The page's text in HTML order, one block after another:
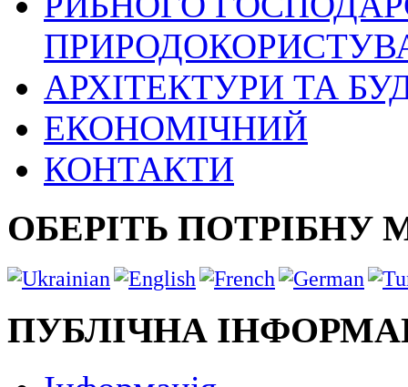
АРХІТЕКТУРИ ТА
ЕКОНОМІЧНИЙ
КОНТАКТИ
ОБЕРІТЬ ПОТРІБНУ
ПУБЛІЧНА